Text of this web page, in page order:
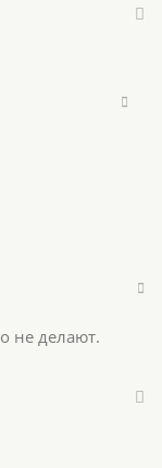
не делают.